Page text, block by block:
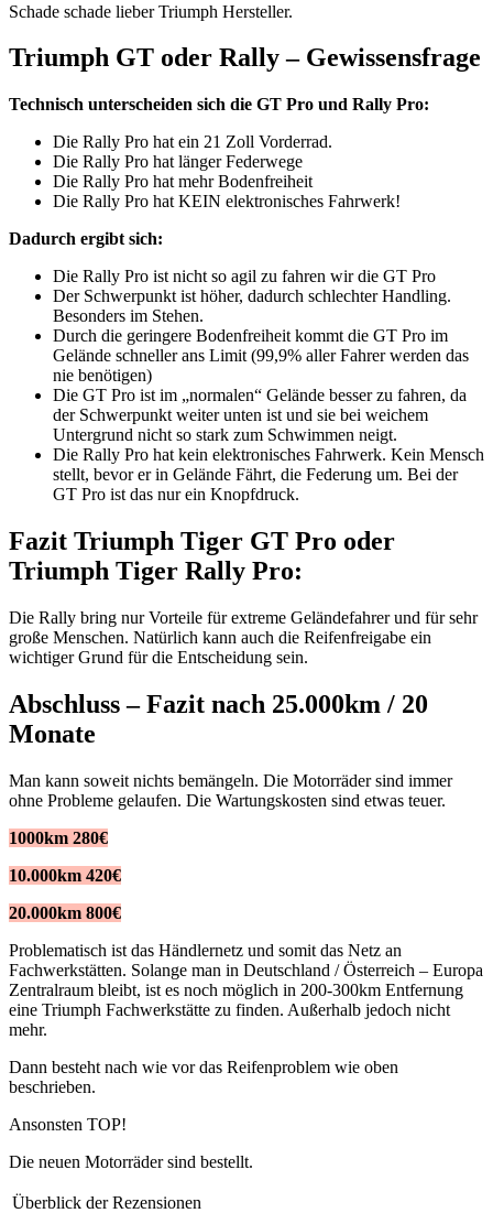
Schade schade lieber Triumph Hersteller.
Triumph GT oder Rally – Gewissensfrage
Technisch unterscheiden sich die GT Pro und Rally Pro:
Die Rally Pro hat ein 21 Zoll Vorderrad.
Die Rally Pro hat länger Federwege
Die Rally Pro hat mehr Bodenfreiheit
Die Rally Pro hat KEIN elektronisches Fahrwerk!
Dadurch ergibt sich:
Die Rally Pro ist nicht so agil zu fahren wir die GT Pro
Der Schwerpunkt ist höher, dadurch schlechter Handling.
Besonders im Stehen.
Durch die geringere Bodenfreiheit kommt die GT Pro im
Gelände schneller ans Limit (99,9% aller Fahrer werden das
nie benötigen)
Die GT Pro ist im „normalen“ Gelände besser zu fahren, da
der Schwerpunkt weiter unten ist und sie bei weichem
Untergrund nicht so stark zum Schwimmen neigt.
Die Rally Pro hat kein elektronisches Fahrwerk. Kein Mensch
stellt, bevor er in Gelände Fährt, die Federung um. Bei der
GT Pro ist das nur ein Knopfdruck.
Fazit Triumph Tiger GT Pro oder
Triumph Tiger Rally Pro:
Die Rally bring nur Vorteile für extreme Geländefahrer und für sehr
große Menschen. Natürlich kann auch die Reifenfreigabe ein
wichtiger Grund für die Entscheidung sein.
Abschluss – Fazit nach 25.000km / 20
Monate
Man kann soweit nichts bemängeln. Die Motorräder sind immer
ohne Probleme gelaufen. Die Wartungskosten sind etwas teuer.
1000km 280€
10.000km 420€
20.000km 800€
Problematisch ist das Händlernetz und somit das Netz an
Fachwerkstätten. Solange man in Deutschland / Österreich – Europa
Zentralraum bleibt, ist es noch möglich in 200-300km Entfernung
eine Triumph Fachwerkstätte zu finden. Außerhalb jedoch nicht
mehr.
Dann besteht nach wie vor das Reifenproblem wie oben
beschrieben.
Ansonsten TOP!
Die neuen Motorräder sind bestellt.
Überblick der Rezensionen